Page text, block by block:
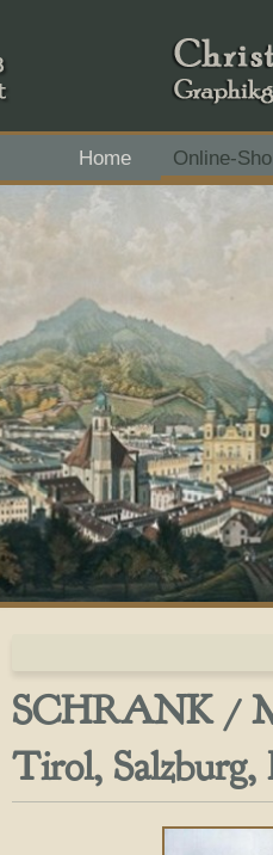
Home
Online-
- Flachgau Mitte - IBAN
SCHRANK /
Tirol, Salzburg,